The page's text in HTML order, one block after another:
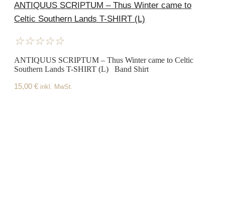
ANTIQUUS SCRIPTUM – Thus Winter came to
Celtic Southern Lands T-SHIRT (L)
☆☆☆☆☆
ANTIQUUS SCRIPTUM – Thus Winter came to Celtic
Southern Lands T-SHIRT (L) Band Shirt
15,00 € inkl. MwSt.